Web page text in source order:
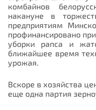
комбайнов
накануне в
предприятиям
профинансировано
уборки рапса и
ближайшее время
урожая.
Вскоре в хозяйства
еще одна партия